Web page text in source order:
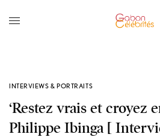
INTERVIEWS & PORTRAITS
‘Restez vrais et croyez
Philippe Ibinga [